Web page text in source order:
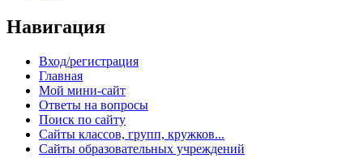
Навигация
Вход/регистрация
Главная
Мой мини-сайт
Ответы на вопросы
Поиск по сайту
Сайты классов, групп, кружков...
Сайты образовательных учреждений